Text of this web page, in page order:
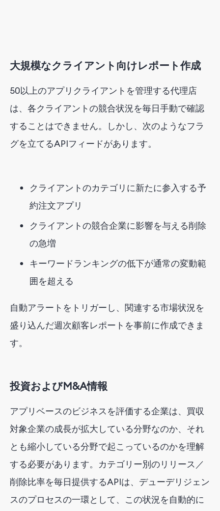
大規模なクライアント向けレポート作成
50以上のアプリクライアントを管理する代理店
は、各クライアントの競合状況を毎日手動で確認
することはできません。しかし、次のようなフラ
グを立てるAPIフィードがあります。
クライアントのカテゴリに新たに参入する予
約注文アプリ
クライアントの競合企業に影響を与える削除
の急増
キーワードランキングの低下が通常の変動範
囲を超える
自動アラートをトリガーし、関連する市場状況を
盛り込んだ週次顧客レポートを事前に作成できま
す。
投資およびM&A情報
アプリベースのビジネスを評価する企業は、買収
対象企業の成長が拡大している分野なのか、それ
とも縮小している分野で起こっているのかを理解
する必要があります。カテゴリー別のリリース／
削除比率を毎日提供するAPIは、デューデリジェン
スのプロセスの一環として、この状況を自動的に